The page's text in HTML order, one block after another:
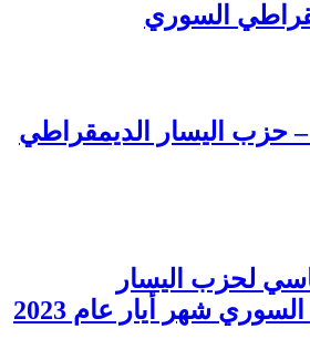
السوري
– حزب اليسار الديمقراطي
لحزب اليسار
شهر أيار عام 2023